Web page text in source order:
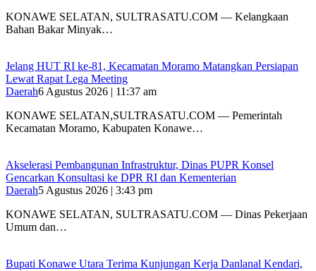
‎KONAWE SELATAN, SULTRASATU.COM — Kelangkaan
Bahan Bakar Minyak…
‎Jelang HUT RI ke-81, Kecamatan Moramo Matangkan Persiapan
Lewat Rapat Lega Meeting
Daerah6 Agustus 2026 | 11:37 am
KONAWE SELATAN,SULTRASATU.COM — Pemerintah
Kecamatan Moramo, Kabupaten Konawe…
Akselerasi Pembangunan Infrastruktur, Dinas PUPR Konsel
Gencarkan Konsultasi ke DPR RI dan Kementerian
Daerah5 Agustus 2026 | 3:43 pm
KONAWE SELATAN, SULTRASATU.COM — Dinas Pekerjaan
Umum dan…
Bupati Konawe Utara Terima Kunjungan Kerja Danlanal Kendari,